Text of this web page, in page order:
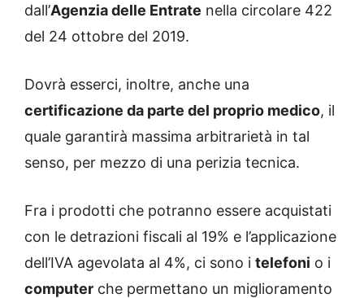
dall’Agenzia delle Entrate nella circolare 422
del 24 ottobre del 2019.
Dovrà esserci, inoltre, anche una
certificazione da parte del proprio medico, il
quale garantirà massima arbitrarietà in tal
senso, per mezzo di una perizia tecnica.
Fra i prodotti che potranno essere acquistati
con le detrazioni fiscali al 19% e l’applicazione
dell’IVA agevolata al 4%, ci sono i telefoni o i
computer che permettano un miglioramento